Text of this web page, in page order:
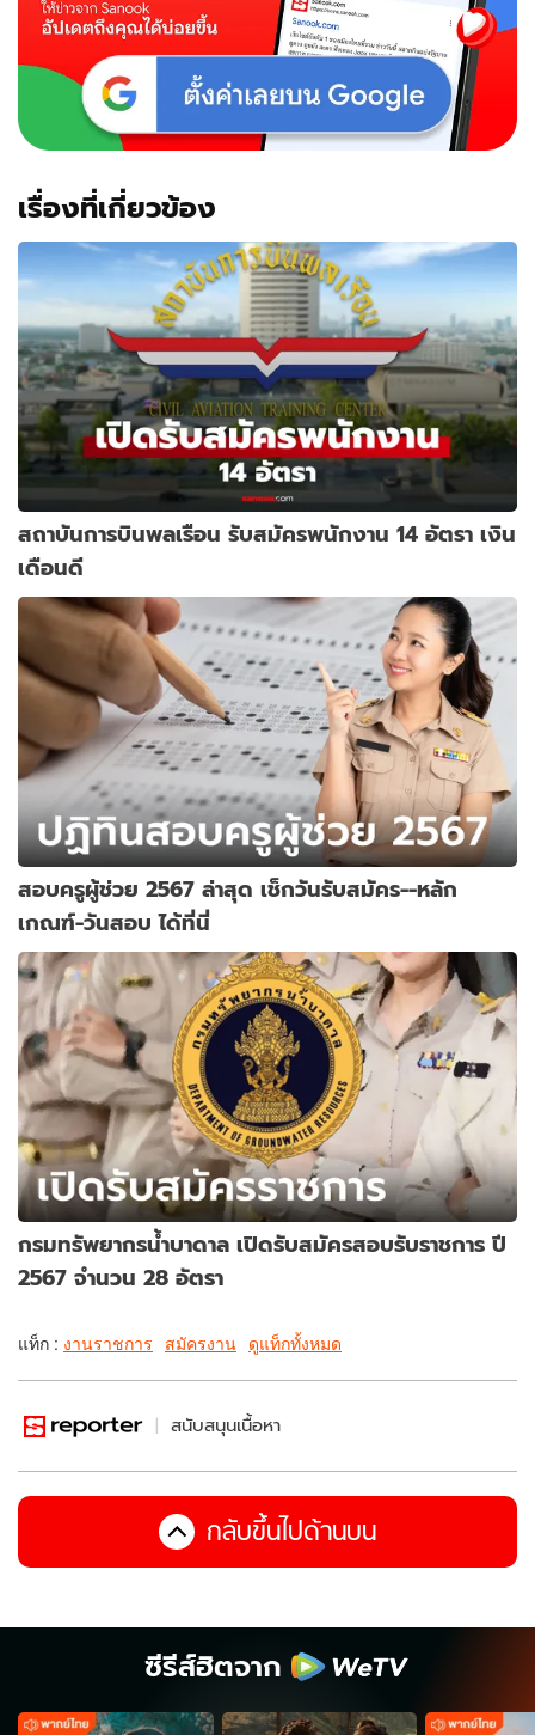
เรื่องที่เกี่ยวข้อง
สถาบันการบินพลเรือน รับสมัครพนักงาน 14 อัตรา เงิน
เดือนดี
สอบครูผู้ช่วย 2567 ล่าสุด เช็กวันรับสมัคร--หลัก
เกณฑ์-วันสอบ ได้ที่นี่
กรมทรัพยากรน้ำบาดาล เปิดรับสมัครสอบรับราชการ ปี
2567 จำนวน 28 อัตรา
แท็ก : งานราชการ สมัครงาน ดูแท็กทั้งหมด
สนับสนุนเนื้อหา
กลับขึ้นไปด้านบน
ซีรีส์ฮิตจาก